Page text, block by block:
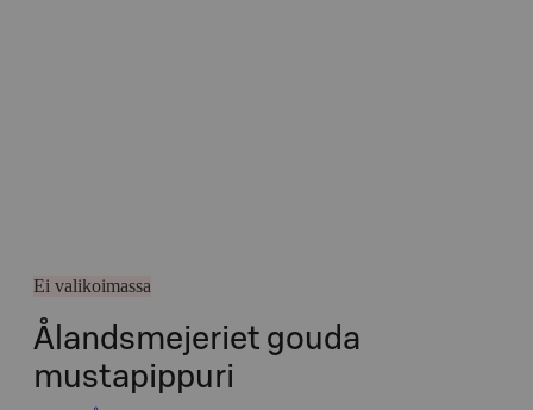
Ei valikoimassa
Ålandsmejeriet gouda
mustapippuri